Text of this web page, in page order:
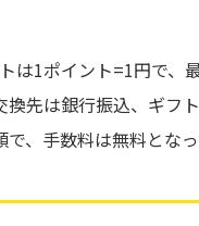
は1ポイント=1円で、
換先は銀行振込、ギフ
、手数料は無料となっ